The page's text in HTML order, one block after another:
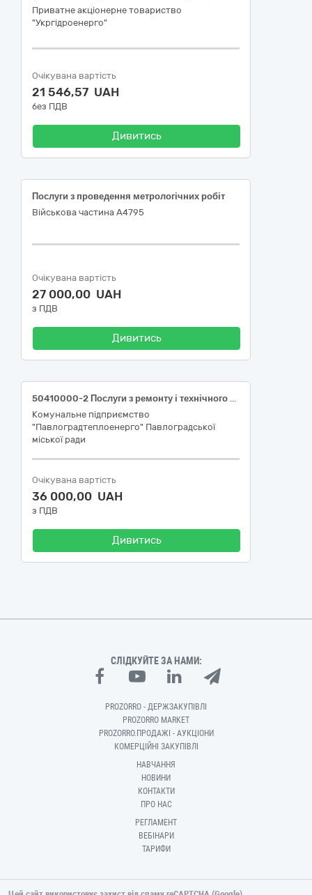
Приватне акціонерне товариство
"Укргідроенерго"
Очікувана вартість
21 546,57 UAH
без ПДВ
Дивитись
Послуги з проведення метрологічних робіт
Військова частина А4795
Очікувана вартість
27 000,00 UAH
з ПДВ
Дивитись
50410000-2 Послуги з ремонту і технічного обслуговування вимірювальних, випробувальних і контрольних приладів (Послуги з організації повірки засобів вимірювальної техніки (ЗВТ))
Комунальне підприємство
"Павлоградтеплоенерго" Павлоградської
міської ради
Очікувана вартість
36 000,00 UAH
з ПДВ
Дивитись
СЛІДКУЙТЕ ЗА НАМИ:
PROZORRO - ДЕРЖЗАКУПІВЛІ
PROZORRO MARKET
PROZORRO.ПРОДАЖІ - АУКЦІОНИ
КОМЕРЦІЙНІ ЗАКУПІВЛІ
НАВЧАННЯ
НОВИНИ
КОНТАКТИ
ПРО НАС
РЕГЛАМЕНТ
ВЕБІНАРИ
ТАРИФИ